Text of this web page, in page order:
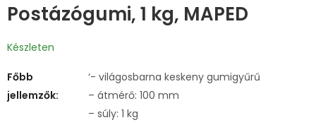
Postázógumi, 1 kg, MAPED
Készleten
Főbb
jellemzők:
‘- világosbarna keskeny gumigyűrű
– átmérő: 100 mm
– súly: 1 kg